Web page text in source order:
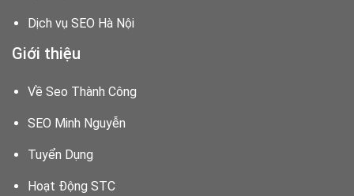
Dịch vụ SEO Hà Nội
Giới thiệu
Về Seo Thành Công
SEO Minh Nguyễn
Tuyển Dụng
Hoạt Động STC